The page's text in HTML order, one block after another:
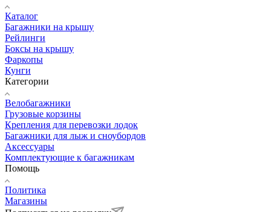
Каталог
Багажники на крышу
Рейлинги
Боксы на крышу
Фаркопы
Кунги
Категории
Велобагажники
Грузовые корзины
Крепления для перевозки лодок
Багажники для лыж и сноубордов
Аксессуары
Комплектующие к багажникам
Помощь
Политика
Магазины